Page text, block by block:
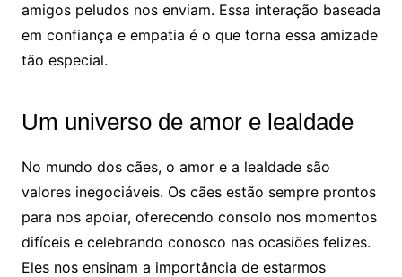
amigos peludos nos enviam. Essa interação baseada
em confiança e empatia é o que torna essa amizade
tão especial.
Um universo de amor e lealdade
No mundo dos cães, o amor e a lealdade são
valores inegociáveis. Os cães estão sempre prontos
para nos apoiar, oferecendo consolo nos momentos
difíceis e celebrando conosco nas ocasiões felizes.
Eles nos ensinam a importância de estarmos